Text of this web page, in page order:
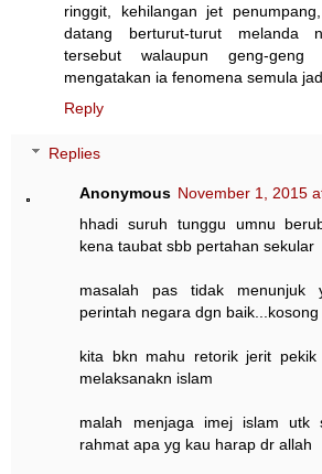
ringgit, kehilangan jet
datang berturut-turut melanda
tersebut walaupun geng-
mengatakan ia fenomena semula
Reply
Replies
Anonymous November 1, 2015
hhadi suruh tunggu umnu
kena taubat sbb pertahan sekular
masalah pas tidak menunjuk
perintah negara dgn
kita bkn mahu retorik jerit
melaksanakn islam
malah menjaga imej islam utk
rahmat apa yg kau harap dr allah